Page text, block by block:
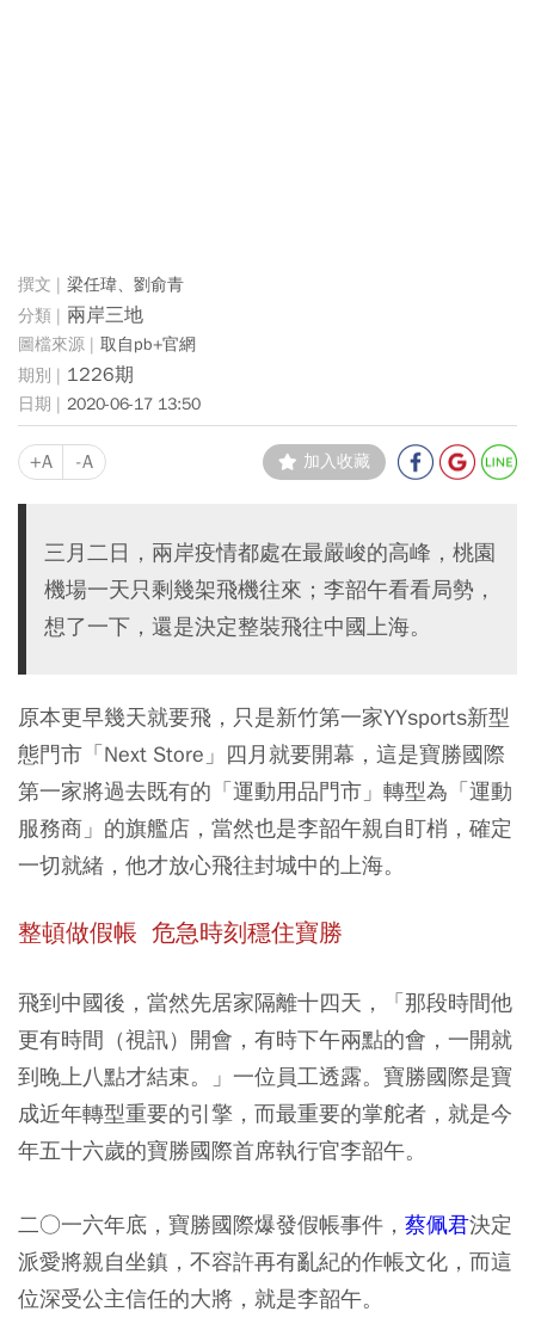
梁任瑋、劉俞青
兩岸三地
取自pb+官網
1226期
2020-06-17 13:50
+A -A 加入收藏
三月二日，兩岸疫情都處在最嚴峻的高峰，桃園
機場一天只剩幾架飛機往來；李韶午看看局勢，
想了一下，還是決定整裝飛往中國上海。
原本更早幾天就要飛，只是新竹第一家YYsports新型
態門市「Next Store」四月就要開幕，這是寶勝國際
第一家將過去既有的「運動用品門市」轉型為「運動
服務商」的旗艦店，當然也是李韶午親自盯梢，確定
一切就緒，他才放心飛往封城中的上海。
整頓做假帳 危急時刻穩住寶勝
飛到中國後，當然先居家隔離十四天，「那段時間他
更有時間（視訊）開會，有時下午兩點的會，一開就
到晚上八點才結束。」一位員工透露。寶勝國際是寶
成近年轉型重要的引擎，而最重要的掌舵者，就是今
年五十六歲的寶勝國際首席執行官李韶午。
二○一六年底，寶勝國際爆發假帳事件， 蔡佩君決定
派愛將親自坐鎮，不容許再有亂紀的作帳文化，而這
位深受公主信任的大將，就是李韶午。